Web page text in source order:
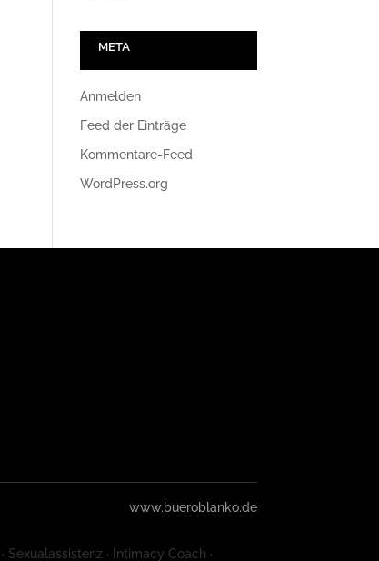
META
Anmelden
Feed der Einträge
Kommentare-Feed
WordPress.org
www.bueroblanko.de
Sexualassistenz · Intimacy Coach ·